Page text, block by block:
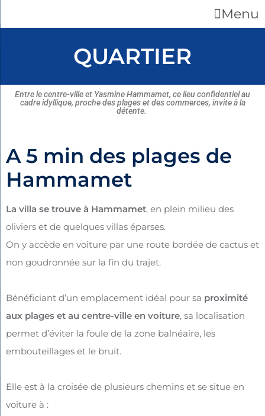
Menu
QUARTIER
Entre le centre-ville et Yasmine Hammamet, ce lieu confidentiel au
cadre idyllique, proche des plages et des commerces, invite à la
détente.
A 5 min des plages de
Hammamet
La villa se trouve à Hammamet, en plein milieu des
oliviers et de quelques villas éparses.
On y accède en voiture par une route bordée de cactus et
non goudronnée sur la fin du trajet.
Bénéficiant d’un emplacement idéal pour sa proximité
aux plages et au centre-ville en voiture, sa localisation
permet d’éviter la foule de la zone balnéaire, les
embouteillages et le bruit.
Elle est à la croisée de plusieurs chemins et se situe en
voiture à :